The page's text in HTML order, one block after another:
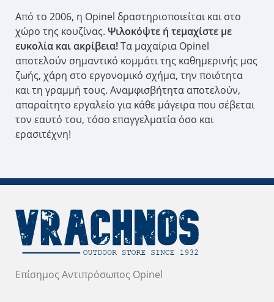
Από το 2006, η Opinel δραστηριοποιείται και στο
χώρο της κουζίνας.Ψιλοκόψτε ή τεμαχίστε με
ευκολία και ακρίβεια!Τα μαχαίρια Opinel
αποτελούν σημαντικό κομμάτι της καθημερινής μας
ζωής, χάρη στο εργονομικό σχήμα, την ποιότητα
και τη γραμμή τους. Αναμφισβήτητα αποτελούν,
απαραίτητο εργαλείο για κάθε μάγειρα που σέβεται
τον εαυτό του, τόσο επαγγελματία όσο και
ερασιτέχνη!
Επίσημος Αντιπρόσωπος Opinel